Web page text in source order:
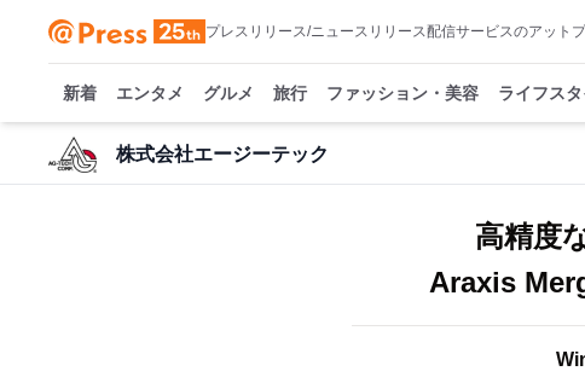
プレスリリース/ニュースリリース配信サービスのアット
新着 エンタメ グルメ 旅行 ファッション・美容 ライフス
株式会社エージーテック
高精度
Araxis